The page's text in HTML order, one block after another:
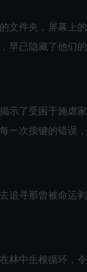
文件夹，屏幕
早已隐藏了他们的
示了受困于施虐
次按键的错误，
追寻那曾被命运剥
林中生根循环，